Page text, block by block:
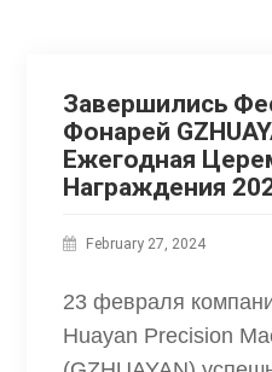
Завершились
Фонарей
Ежегодная
Награждения
February 27, 2024
23 февраля
Huayan Precision